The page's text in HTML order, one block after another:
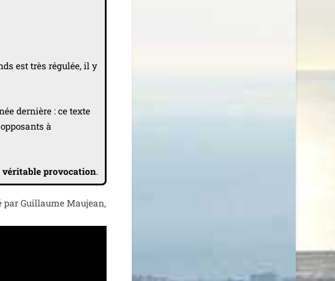
est très régu­lée, il y
der­nière : ce texte
à
véri­table pro­vo­ca­tion.
Guillaume Maujean,